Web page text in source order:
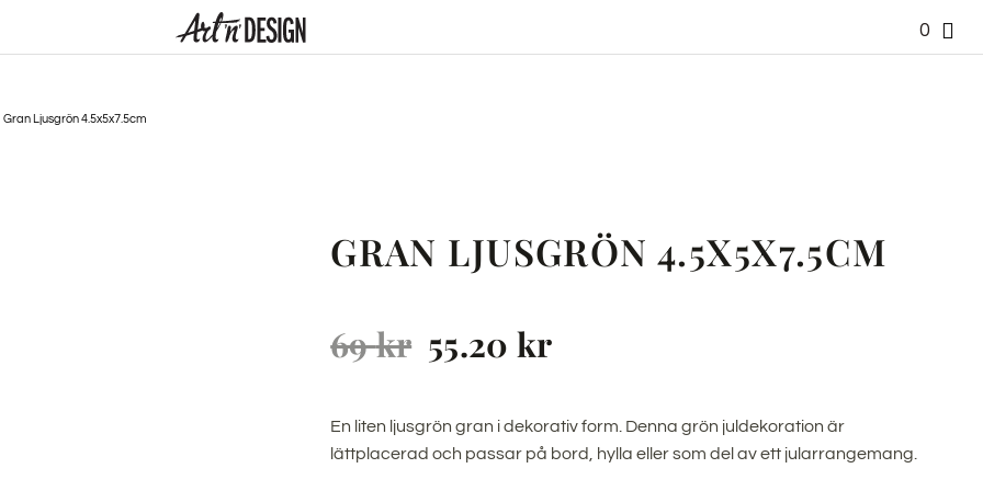
0
Gran Ljusgrön 4.5x5x7.5cm
GRAN LJUSGRÖN 4.5X5X7.5CM
69kr 55.20 kr
En liten ljusgrön gran i dekorativ form. Denna grön juldekoration är
lättplacerad och passar på bord, hylla eller som del av ett jularrangemang.